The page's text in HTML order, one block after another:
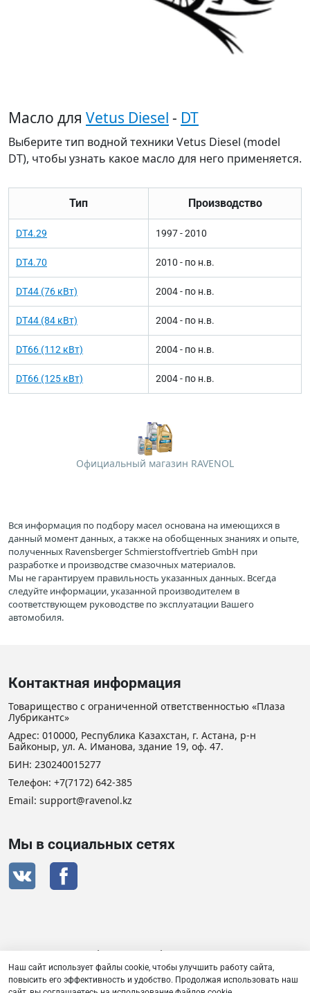
Масло для Vetus Diesel - DT
Выберите тип водной техники Vetus Diesel (model
DT), чтобы узнать какое масло для него применяется.
Тип Производство
DT4.29 1997 - 2010
DT4.70 2010 - по н.в.
DT44 (76 кВт) 2004 - по н.в.
DT44 (84 кВт) 2004 - по н.в.
DT66 (112 кВт) 2004 - по н.в.
DT66 (125 кВт) 2004 - по н.в.
Официальный магазин RAVENOL
Вся информация по подбору масел основана на имеющихся в
данный момент данных, а также на обобщенных знаниях и опыте,
полученных Ravensberger Schmierstoffvertrieb GmbH при
разработке и производстве смазочных материалов.
Мы не гарантируем правильность указанных данных. Всегда
следуйте информации, указанной производителем в
соответствующем руководстве по эксплуатации Вашего
автомобиля.
Контактная информация
Товарищество с ограниченной ответственностью «Плаза
Лубрикантс»
Адрес: 010000, Республика Казахстан, г. Астана, р-н
Байконыр, ул. А. Иманова, здание 19, оф. 47.
БИН: 230240015277
Телефон: +7(7172) 642-385
Email: support@ravenol.kz
Мы в социальных сетях
Сертификат дистрибьютора RAVENOL
Наш сайт использует файлы cookie, чтобы улучшить работу сайта,
повысить его эффективность и удобство. Продолжая использовать наш